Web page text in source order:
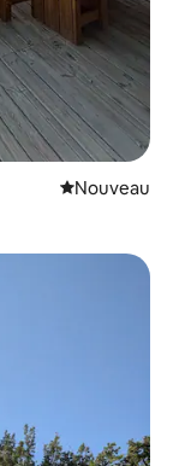
Nouvel
Nouveau